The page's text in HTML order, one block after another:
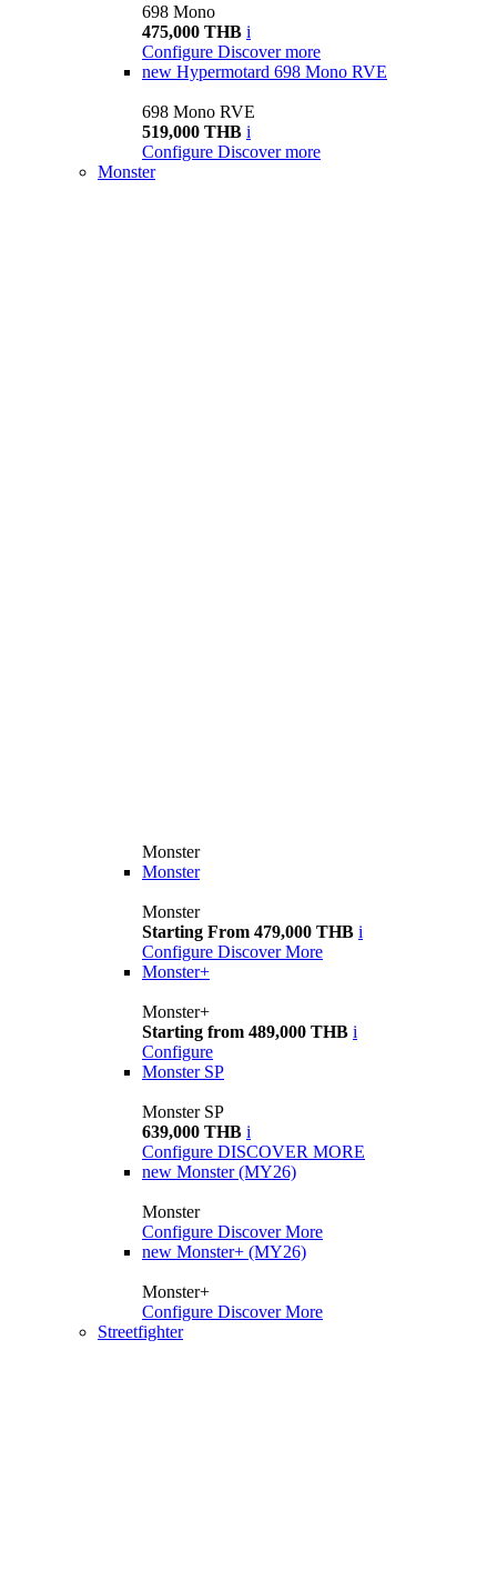
698 Mono
475,000 THB i
Configure Discover more
new Hypermotard 698 Mono RVE
698 Mono RVE
519,000 THB i
Configure Discover more
Monster
Monster
Monster
Monster
Starting From 479,000 THB i
Configure Discover More
Monster+
Monster+
Starting from 489,000 THB i
Configure
Monster SP
Monster SP
639,000 THB i
Configure DISCOVER MORE
new Monster (MY26)
Monster
Configure Discover More
new Monster+ (MY26)
Monster+
Configure Discover More
Streetfighter